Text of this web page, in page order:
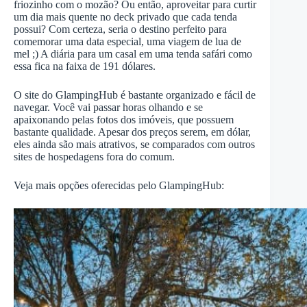
friozinho com o mozão? Ou então, aproveitar para curtir
um dia mais quente no deck privado que cada tenda
possui? Com certeza, seria o destino perfeito para
comemorar uma data especial, uma viagem de lua de
mel ;) A diária para um casal em uma tenda safári como
essa fica na faixa de 191 dólares.
O site do GlampingHub é bastante organizado e fácil de
navegar. Você vai passar horas olhando e se
apaixonando pelas fotos dos imóveis, que possuem
bastante qualidade. Apesar dos preços serem, em dólar,
eles ainda são mais atrativos, se comparados com outros
sites de hospedagens fora do comum.
Veja mais opções oferecidas pelo GlampingHub: